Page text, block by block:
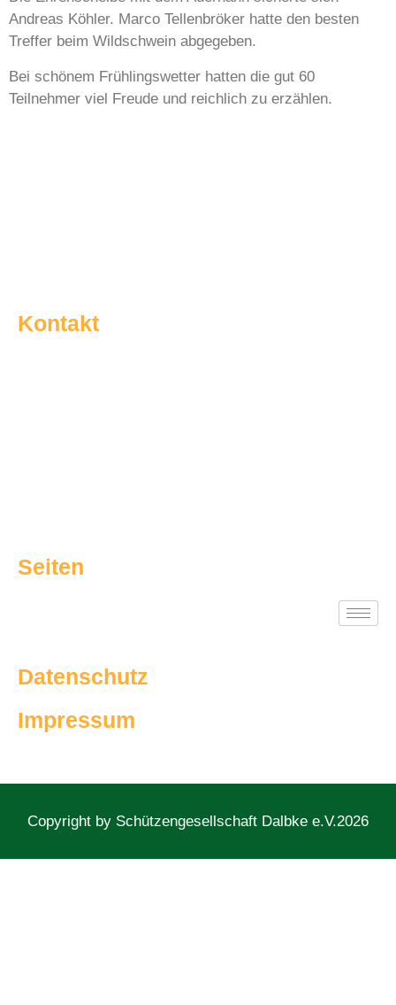
Andreas Köhler. Marco Tellenbröker hatte den besten
Treffer beim Wildschwein abgegeben.
Bei schönem Frühlingswetter hatten die gut 60
Teilnehmer viel Freude und reichlich zu erzählen.
Kontakt
Seiten
Datenschutz
Impressum
Copyright by Schützengesellschaft Dalbke e.V.2026